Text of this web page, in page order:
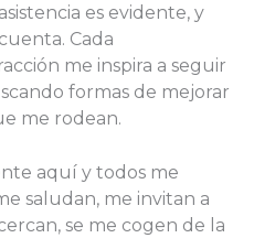
es evidente, y
Cada
me inspira a seguir
formas de mejorar
me rodean.
aquí y todos me
saludan, me invitan a
se me cogen de la